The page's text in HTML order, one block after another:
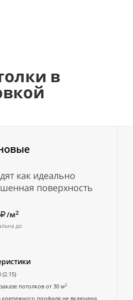
в
как идеально
поверхность
/м2
до
(2.15)
потолков от 30 м2
крепежного профиля не включена